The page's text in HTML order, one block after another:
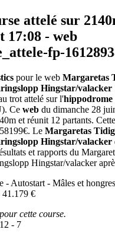
attelé sur
17:08 - web
pour le web Margaretas
Hingstar/valacker
trot attelé sur l'hippodrome
Ce web du dimanche 28
et réunit 12 partants.
Le Margaretas
Hingstar/valacker
et rapports du
Hingstar/valacker
- Autostart - Mâles et
41.179 €
cette course.
12 - 7